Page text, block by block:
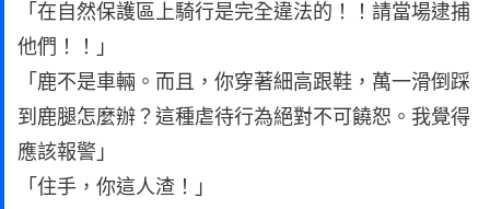
「在自然保護區上騎行是完全違法的！！請當場逮捕
他們！！」
「鹿不是車輛。而且，你穿著細高跟鞋，萬一滑倒踩
到鹿腿怎麼辦？這種虐待行為絕對不可饒恕。我覺得
應該報警」
「住手，你這人渣！」